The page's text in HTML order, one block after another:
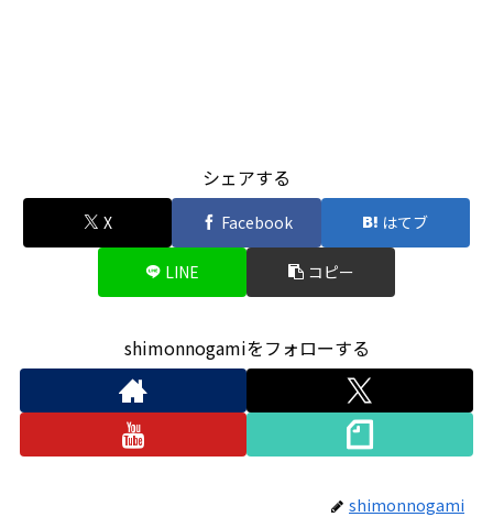
シェアする
X Facebook はてブ
LINE コピー
shimonnogamiをフォローする
shimonnogami